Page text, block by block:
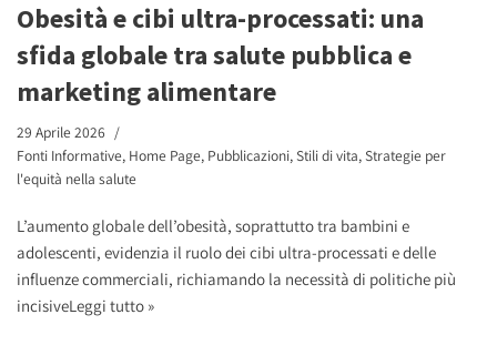
Obesità e cibi ultra-processati: una
sfida globale tra salute pubblica e
marketing alimentare
29 Aprile 2026
Fonti Informative, Home Page, Pubblicazioni,Stili di vita,Strategie per
l'equità nella salute
L’aumento globale dell’obesità, soprattutto tra bambini e
adolescenti, evidenzia il ruolo dei cibi ultra-processati e delle
influenze commerciali, richiamando la necessità di politiche più
incisiveLeggi tutto »